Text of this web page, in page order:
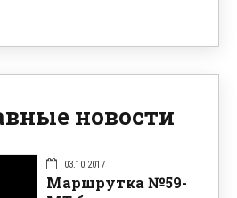
новости
03.10.2017
Маршрутка №59-